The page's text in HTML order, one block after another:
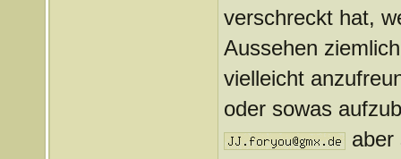
verschreckt hat,
Aussehen
vielleicht
oder sowas
aber